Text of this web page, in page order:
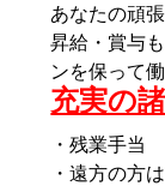
あなたの頑
昇給・賞与
ンを保って
充実の
・残業手当
・遠方の方